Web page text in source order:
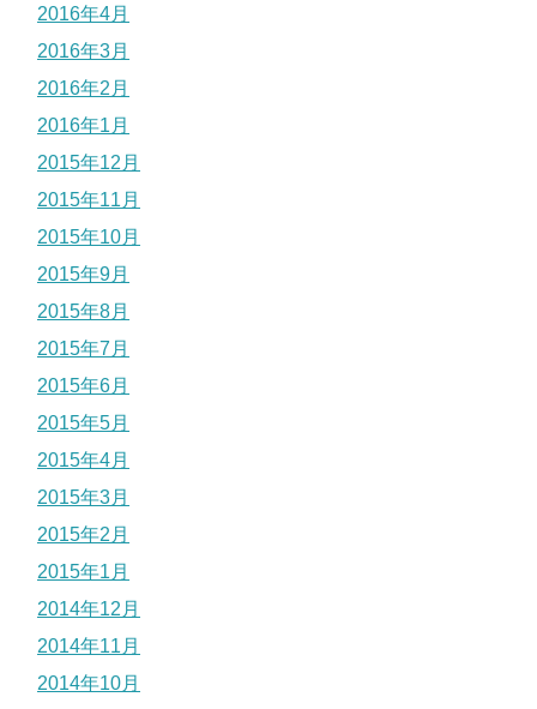
2016年4月
2016年3月
2016年2月
2016年1月
2015年12月
2015年11月
2015年10月
2015年9月
2015年8月
2015年7月
2015年6月
2015年5月
2015年4月
2015年3月
2015年2月
2015年1月
2014年12月
2014年11月
2014年10月